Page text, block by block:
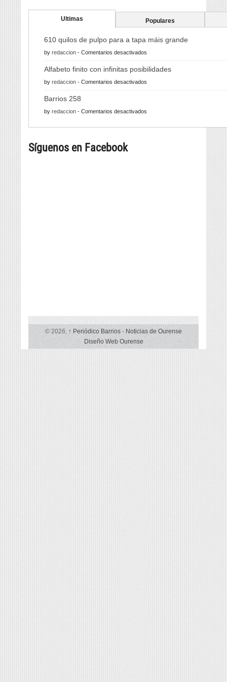
Ultimas Populares
610 quilos de pulpo para a tapa máis grande
by redaccion - Comentarios desactivados
610
Alfabeto finito con infinitas posibilidades
by redaccion - Comentarios desactivados
Alfabeto
infinitas
Barrios 258
by redaccion - Comentarios desactivados
Síguenos en Facebook
© 2026, ↑ Periódico Barrios- Noticias de Ourense
Diseño Web Ourense